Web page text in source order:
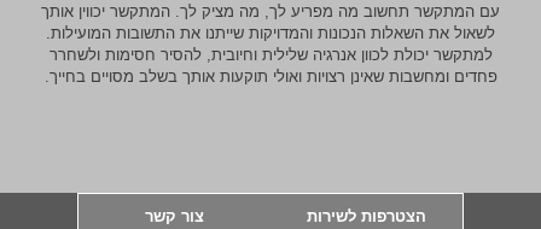
עם המתקשר תחשוב מה מפריע לך, מה מציק לך. המתקשר יכווין אותך
לשאול את השאלות הנכונות והמדויקות שייתנו את התשובות המועילות.
למתקשר יכולת לכוון אנרגיה שלילית וחיובית, להסיר חסימות ולשחרר
פחדים ומחשבות שאינן רצויות ואולי תוקעות אותך בשלב מסויים בחייך.
צור קשר הצטרפות לשירות